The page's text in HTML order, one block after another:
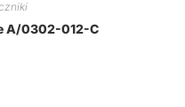
A/0302-012-C